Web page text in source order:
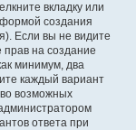
вкладку или
создания
Если вы не видите
на создание
минимум, два
каждый вариант
возможных
ответа при